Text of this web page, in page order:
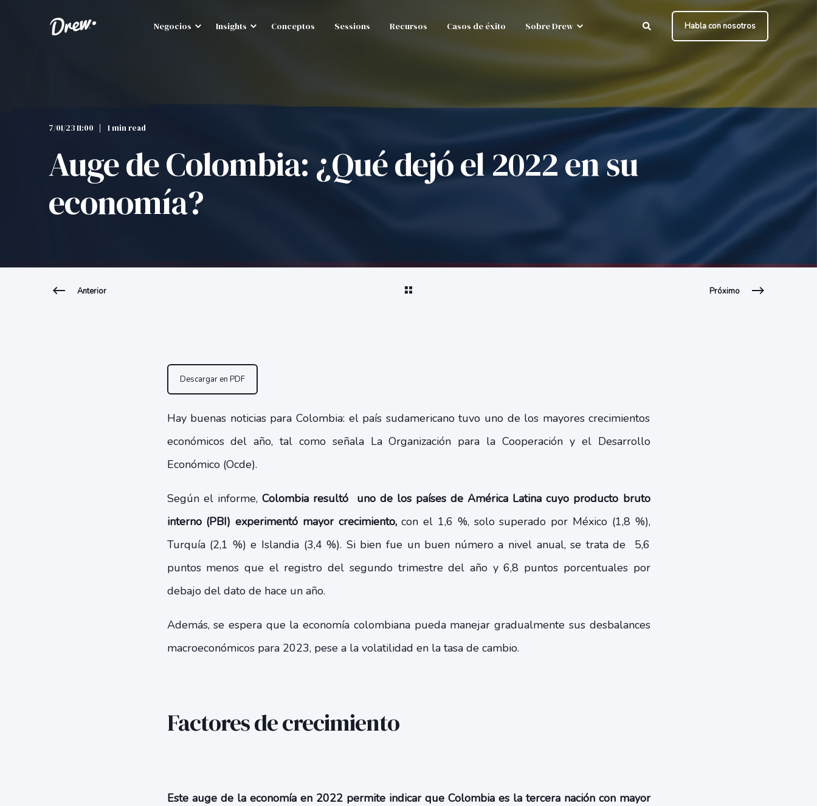
Negocios Insights Conceptos Sessions Recursos Casos de éxito Sobre Drew Habla con nosotros
7/01/23 11:00 1 min read
Auge de Colombia: ¿Qué dejó el 2022 en su
economía?
Anterior Próximo
Descargar en PDF
Hay buenas noticias para Colombia: el país sudamericano tuvo uno de los mayores crecimientos
económicos del año, tal como señala La Organización para la Cooperación y el Desarrollo
Económico (Ocde).
Según el informe, Colombia resultó uno de los países de América Latina cuyo producto bruto
interno (PBI) experimentó mayor crecimiento,con el 1,6 %, solo superado por México (1,8 %),
Turquía (2,1 %) e Islandia (3,4 %). Si bien fue un buen número a nivel anual, se trata de 5,6
puntos menos que el registro del segundo trimestre del año y 6,8 puntos porcentuales por
debajo del dato de hace un año.
Además, se espera que la economía colombiana pueda manejar gradualmente sus desbalances
macroeconómicos para 2023, pese a la volatilidad en la tasa de cambio.
Factores de crecimiento
Este auge de la economía en 2022 permite indicar que Colombia es la tercera nación con mayor